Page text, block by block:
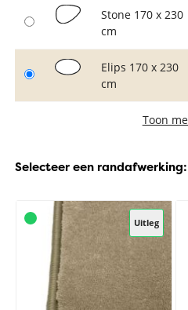
Stone 170 x 230
cm
Elips 170 x 230
cm
Toon
Selecteer een randafwerking:
Uitleg